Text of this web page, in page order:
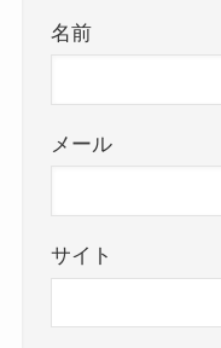
名前
メール
サイト